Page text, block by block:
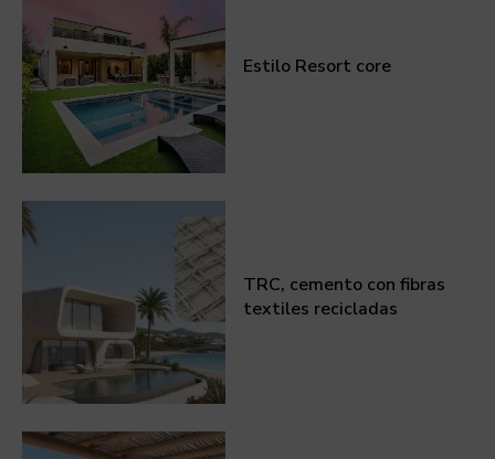
Estilo Resort core
TRC, cemento con fibras
textiles recicladas